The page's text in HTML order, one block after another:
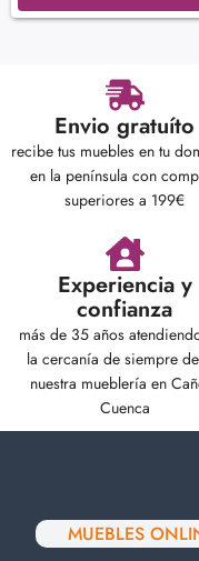
Envio gratuíto
recibe tus muebles en tu
en la península con
superiores a 199€
Experiencia y
confianza
más de 35 años
la cercanía de siempre
nuestra mueblería en
Cuenca
MUEBLES